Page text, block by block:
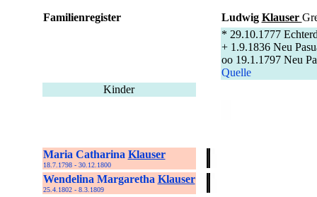
Familienregister Ludwig Klauser
* 29.10.1777
+ 1.9.1836 Neu
oo 19.1.1797 Neu
Quelle
Kinder
Maria Catharina Klauser
18.7.1798 - 30.12.1800
Wendelina Margaretha Klauser
25.4.1802 - 8.3.1809